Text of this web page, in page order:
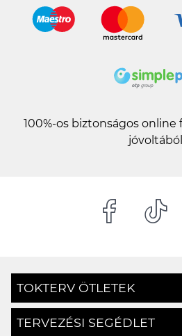
jóvoltából
TOKTERV ÖTLETEK
TERVEZÉSI SEGÉDLET